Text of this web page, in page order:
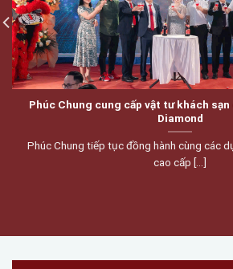
Phúc Chung cung cấp vật tư khách sạn
Diamond
Phúc Chung tiếp tục đồng hành cùng các
cao cấp [...]